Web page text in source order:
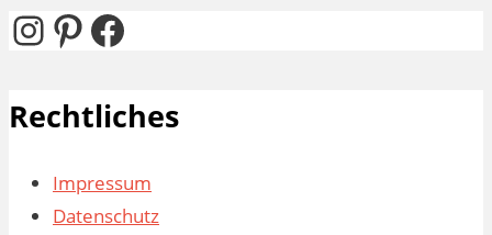
Instagram
Pinterest
Facebook
Rechtliches
Impressum
Datenschutz